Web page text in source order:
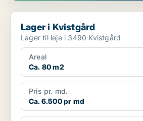
Lager i Kvistgård
Lager i Kvistgård
Lager til leje i 3490 Kvistgård
Areal
Ca. 80 m2
Pris pr. md.
Ca. 6.500 pr md